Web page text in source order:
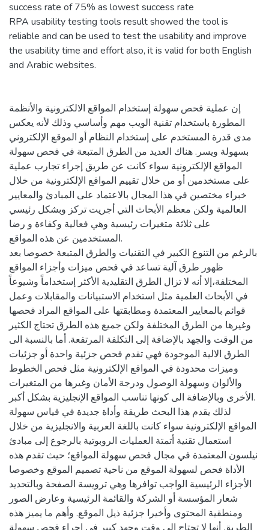
success rate of 75% as lowest success rate
RPA usability testing tools result showed the tool is
reliable and can be used to test the usability and improve
the usability time and effort also, it is valid for both English
and Arabic websites.
إن عملية فحص سهولة إستخدام المواقع الالكترونية والأنظمة
المطورة باستخدام تقنية الويب مهم وأساسي وذلك لأنه يعكس
مدى قدرة المستخدم على إستخدام النظام أو الموقع الإلكتروني
بسهولة ويسر. هناك العديد من الطرق المتبعة في فحص سهولة
المواقع الإلكترونية سواء كانت عن طريق إجراء تجارب عملية
على مستخدمين أو من خلال تقييم المواقع الإلكترونية من خلال
خبراء مختصين في هذا المجال بالاعتماد على المبادئ والمعايير
العالمية ولكن معظم الأبحاث التي أجريت تركز وبشكل رئيسي
على ثلاثة متغيرات رئيسية وهي فعالية وكفاءة و رضا
المستخدمين عن هذه المواقع.
بالرغم من التنوع الكبير في التقنيات والطرق المتبعة خصوصا بعد
ظهور طرق آلية تساعد في فحص ميزات وأجزاء المواقع
المختلفة،إلا أنه لا تزال الطرق التقليدية الأكثر إستخداماً وشيوعاً
في الأبحاث العلمية مثل استخدام الاستبيانات والمقابلات وعمل
قوائم بالمعايير المعتمدة ومطابقتها على المواقع المراد فحصها
وغيرها من الطرق المختلفة ولكن جميع هذه الطرق تحتاج الكثير
من الوقت والجهد بالإضافة إلى التكلفة المرتفعة. أما بالنسبة الى
الطرق الالية الموجودة فهي تقدم فحص جزئية واحدة أو جزئيات
وميزات محدودة في المواقع الإلكترونية مثل فحص الخطوط
والألوان وسهولة الوصول ودرجة الأمان وغيرها من المتغيرات
الأخرى وبالإضافة الى كونها تناسب المواقع الإنجليزية بشكل أكبر.
لذلك يقدم هذا البحث طريقة وأداة جديدة في قياس سهولة
المواقع الإلكترونية سواء كانت باللغة العربية والانجليزية من خلال
استعمال تقنية أتمتة العمليات الروبوتية بالرجوع إلى مبادئ
نيلسون المعتمدة في مجال فحص سهولة المواقع؛ حيث تقدم هذه
الأداة فحص لسهولة الموقع من ناحية تصميم الموقع وخصوصا
الأجزاء الرئيسية الواجب توافرها وهي ترويسة الصفحة وبالتحديد
شعار المؤسسة أو الشركة والقائمة الرئيسية وعارض الصور
ومنطقية المحتوى وأخيرا جزئية ذيل الموقع. وأهم ما يميز هذه